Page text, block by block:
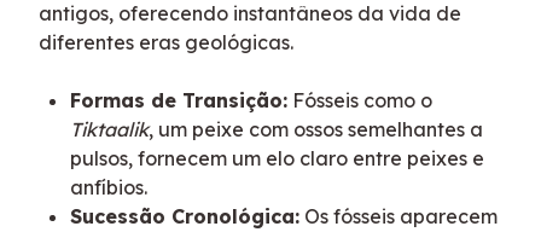
antigos, oferecendo instantâneos da vida de
diferentes eras geológicas.
Formas de Transição: Fósseis como o
Tiktaalik, um peixe com ossos semelhantes a
pulsos, fornecem um elo claro entre peixes e
anfíbios.
Sucessão Cronológica: Os fósseis aparecem